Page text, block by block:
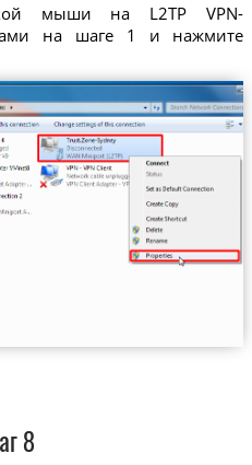
мыши на L2TP VPN-
на шаге 1 и нажмите
8